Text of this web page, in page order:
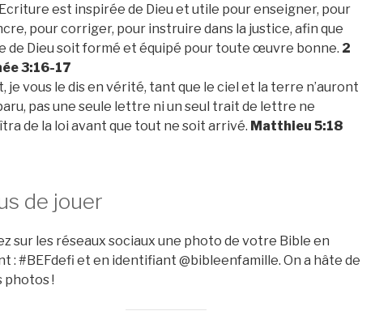
est inspirée de Dieu et utile pour enseigner, pour
pour corriger, pour instruire dans la justice, afin que
de Dieu soit formé et équipé pour toute œuvre bonne. 2
3:16‭-‬17
je vous le dis en vérité, tant que le ciel et la terre n’auront
pas une seule lettre ni un seul trait de lettre ne
de la loi avant que tout ne soit arrivé. Matthieu 5:18
de jouer
sur les réseaux sociaux une photo de votre Bible en
: #BEFdefi et en identifiant @bibleenfamille. On a hâte de
photos !